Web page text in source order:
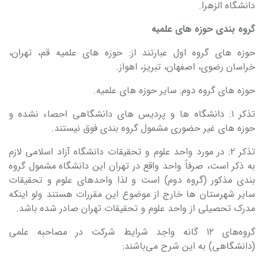
دانشگاه الزهرا.
گروه‌ بندی حوزه های علمیه
حوزه های گروه اول عبارتند از: حوزه های علمیه قم، تهران،
خراسان رضوی، اصفهان، تبریز، اهواز.
حوزه های گروه دوم: سایر حوزه های علمیه.
تذکر ۱: دانشگاه ‌ها و پردیس‌ های دانشگاهی احصاء نشده و
حوزه های غیر حضوری مشمول گروه ‌بندی فوق نیستند.
تذکر ۲: در مورد واحد علوم و تحقیقات دانشگاه آزاد اسلامی لازم
به ذکر است، صرفاً واحد واقع در تهران این دانشگاه مشمول گروه‌
بندی مذکور (گروه دوم) است و لذا واحدهای علوم و تحقیقات
سایر شهرستان‌ ها خارج از موضوع این مقررات هستند ولو اینکه
مدرک تحصیلی از واحد علوم و تحقیقات تهران صادر شده باشد.
گروه‌های ۱۲ گانه واجد شرایط شرکت در مصاحبه علمی
(دانشگاهی) به این شرح می‌باشند: